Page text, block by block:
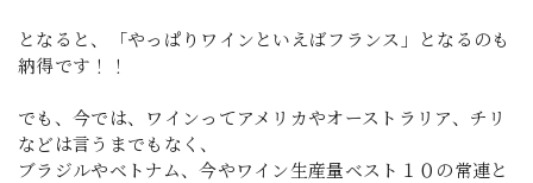
となると、「やっぱりワインといえばフランス」となるのも
納得です！！
でも、今では、ワインってアメリカやオーストラリア、チリ
などは言うまでもなく、
ブラジルやベトナム、今やワイン生産量ベスト１０の常連と